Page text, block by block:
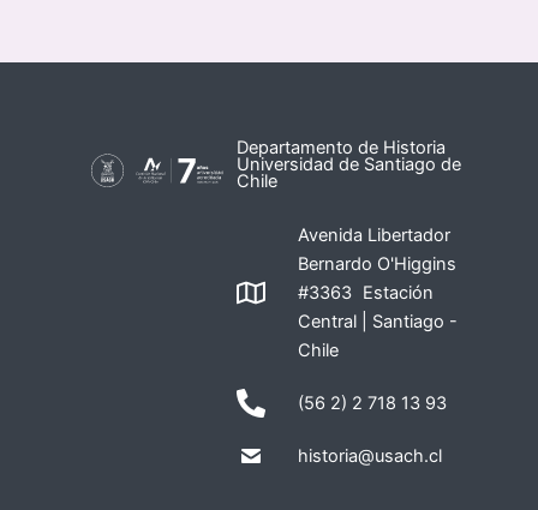
Departamento de Historia
Universidad de Santiago de
Chile
Avenida Libertador
Bernardo O'Higgins
#3363 Estación
Central | Santiago -
Chile
(56 2) 2 718 13 93
historia@usach.cl